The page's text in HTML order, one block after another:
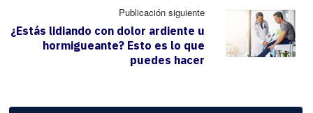
Publicación siguiente
¿Estás lidiando con dolor ardiente u
hormigueante? Esto es lo que
puedes hacer